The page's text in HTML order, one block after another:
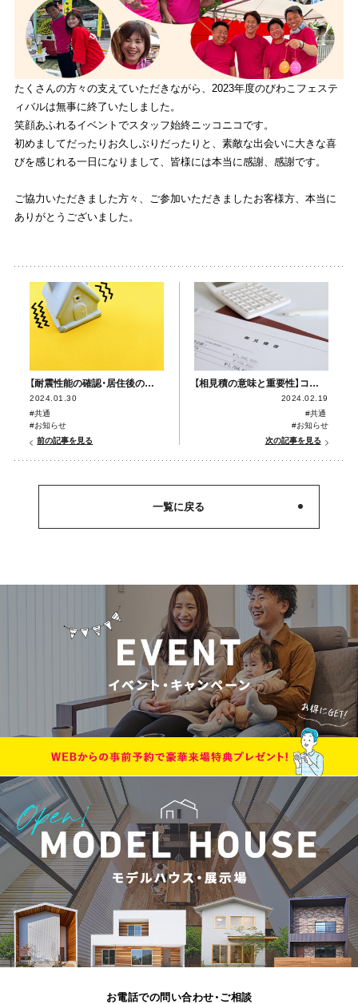
たくさんの方々の支えていただきながら、2023年度のびわこフェステ
ィバルは無事に終了いたしました。
笑顔あふれるイベントでスタッフ始終ニッコニコです。
初めましてだったりお久しぶりだったりと、素敵な出会いに大きな喜
びを感じれる一日になりまして、皆様には本当に感謝、感謝です。
ご協力いただきました方々、ご参加いただきましたお客様方、本当に
ありがとうございました。
【耐震性能の確認・居住後のメンテナンス】コラム更新しました。
2024.01.30
#共通
#お知らせ
前の記事を見る
【相見積の意味と重要性】コラムを更新しました
2024.02.19
#共通
#お知らせ
次の記事を見る
一覧に戻る
お電話での問い合わせ・ご相談